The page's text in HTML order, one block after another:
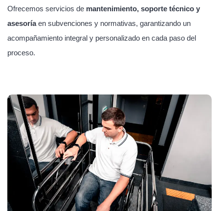
Ofrecemos servicios de mantenimiento, soporte técnico y
asesoríaen subvenciones y normativas, garantizando un
acompañamiento integral y personalizado en cada paso del
proceso.